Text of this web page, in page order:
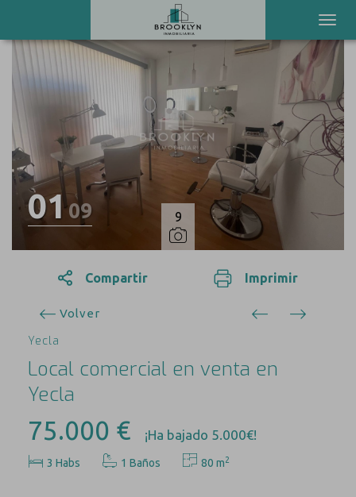
0109 9
Compartir Imprimir
Volver
Yecla
Local comercial en venta en
Yecla
75.000 € ¡Ha bajado 5.000€!
3 Habs 1 Baños 80 m2